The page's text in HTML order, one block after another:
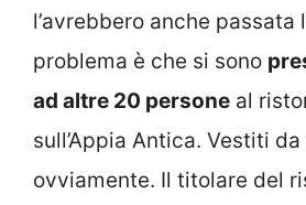
l’avrebbero anche passata
problema è che si sono
ad altre 20 persone al
sull’Appia Antica. Vestiti
ovviamente. Il titolare del